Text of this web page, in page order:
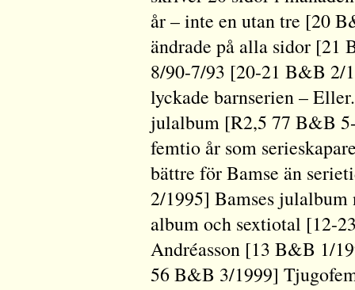
år – inte en utan tre [20
ändrade på alla sidor [21
8/90-7/93 [20-21 B&B 2/
lyckade barnserien –
julalbum [R2,5 77 B&B
femtio år som
bättre för Bamse än
2/1995] Bamses
album och sextiotal [12-
Andréasson [13 B&B 1/
56 B&B 3/1999]